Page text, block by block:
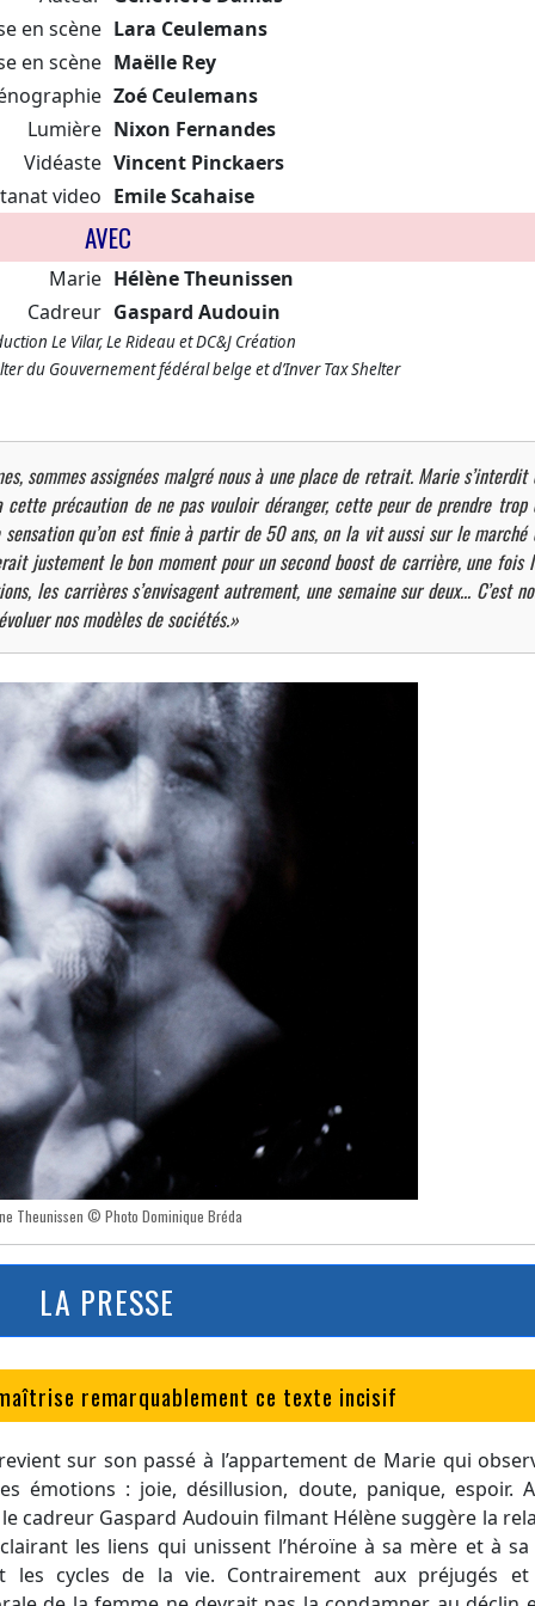
en scène Lara Ceulemans
en scène Maëlle Rey
Zoé Ceulemans
Lumière Nixon Fernandes
Vidéaste Vincent Pinckaers
video Emile Scahaise
AVEC
Marie Hélène Theunissen
Cadreur Gaspard Audouin
Le Vilar, Le Rideau et DC&J Création
du Gouvernement fédéral belge et d’Inver Tax Shelter
sommes assignées malgré nous à une place de retrait. Marie s’interdit
précaution de ne pas vouloir déranger, cette peur de prendre trop
qu’on est finie à partir de 50 ans, on la vit aussi sur le marché
justement le bon moment pour un second boost de carrière, une fois
les carrières s’envisagent autrement, une semaine sur deux... C’est
nos modèles de sociétés.»
Theunissen © Photo Dominique Bréda
LA PRESSE
remarquablement ce texte incisif
sur son passé à l’appartement de Marie qui
émotions : joie, désillusion, doute, panique, espoir.
cadreur Gaspard Audouin filmant Hélène suggère la
les liens qui unissent l’héroïne à sa mère et à sa
les cycles de la vie. Contrairement aux préjugés